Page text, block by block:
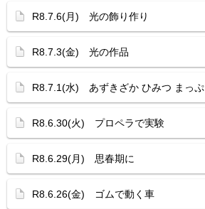
R8.7.6(月) 光の飾り作り
R8.7.3(金) 光の作品
R8.7.1(水) あずきざか ひみつ まっぷ
R8.6.30(火) プロペラで実験
R8.6.29(月) 思春期に
R8.6.26(金) ゴムで動く車